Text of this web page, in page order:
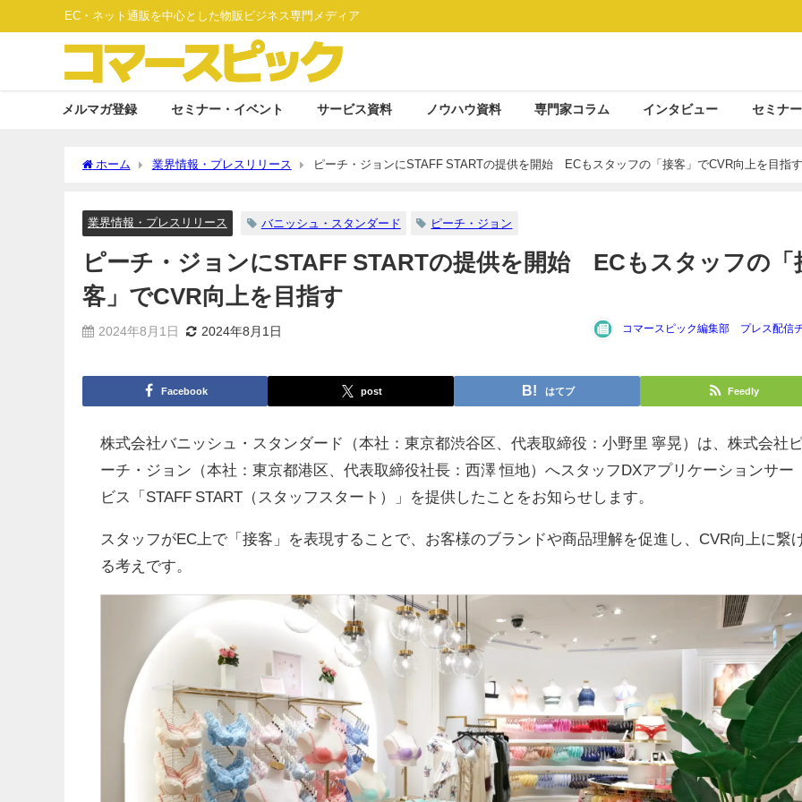
EC・ネット通販を中心とした物販ビジネス専門メディア
メルマガ登録 セミナー・イベント サービス資料 ノウハウ資料 専門家コラム インタビュー セミナ
ホーム 業界情報・プレスリリース ピーチ・ジョンにSTAFF STARTの提供を開始 ECもスタッフの「接客」でCVR向上を目指す
業界情報・プレスリリース バニッシュ・スタンダード ピーチ・ジョン
ピーチ・ジョンにSTAFF STARTの提供を開始 ECもスタッフの「
客」でCVR向上を目指す
2024年8月1日 2024年8月1日 コマースピック編集部 プレス配信
Facebook post はてブ Feedly
株式会社バニッシュ・スタンダード（本社：東京都渋谷区、代表取締役：小野里 寧晃）は、株式会社
ーチ・ジョン（本社：東京都港区、代表取締役社長：西澤 恒地）へスタッフDXアプリケーションサー
ビス「STAFF START（スタッフスタート）」を提供したことをお知らせします。
スタッフがEC上で「接客」を表現することで、お客様のブランドや商品理解を促進し、CVR向上に繋
る考えです。